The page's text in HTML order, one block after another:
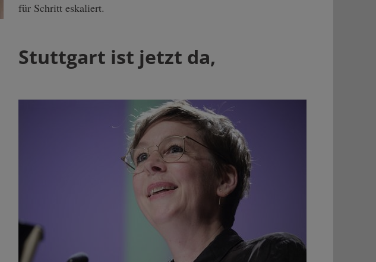
für Schritt eskaliert.
Stuttgart ist jetzt da,